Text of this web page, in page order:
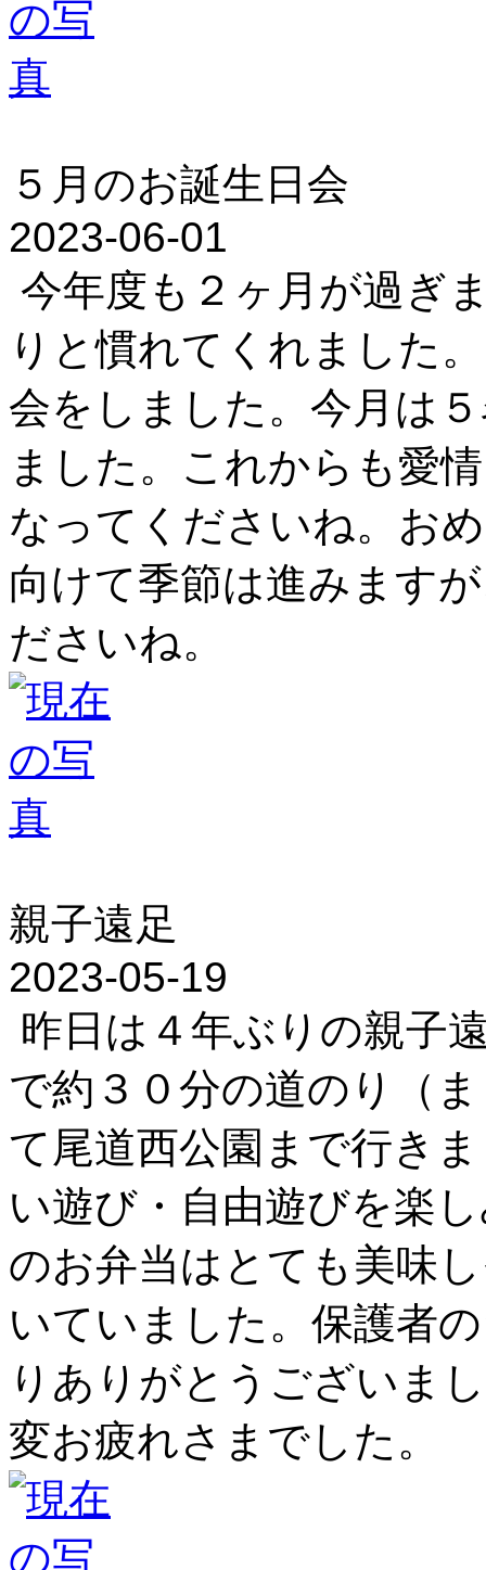
５月のお誕生日会
2023-06-01
今年度も２ヶ月が過ぎ
りと慣れてくれました
会をしました。今月は
ました。これからも愛
なってくださいね。お
向けて季節は進みます
ださいね。
親子遠足
2023-05-19
昨日は４年ぶりの親子
で約３０分の道のり（
て尾道西公園まで行き
い遊び・自由遊びを楽
のお弁当はとても美味
いていました。保護者
りありがとうございま
変お疲れさまでした。